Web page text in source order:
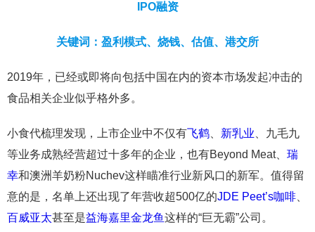
IPO融资
关键词：盈利模式、烧钱、估值、港交所
2019年，已经或即将向包括中国在内的资本市场发起冲击的
食品相关企业似乎格外多。
小食代梳理发现，上市企业中不仅有飞鹤 新乳业 、九毛九
等业务成熟经营超过十多年的企业，也有Beyond Meat、 瑞
幸和澳洲羊奶粉Nuchev这样瞄准行业新风口的新军。值得留
意的是，名单上还出现了年营收超500亿的JDE Peet’s咖啡
百威亚太甚至是益海嘉里金龙鱼这样的“巨无霸”公司。